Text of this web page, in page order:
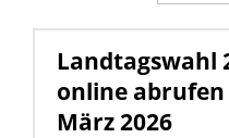
Landtagswahl
online abrufen
März 2026